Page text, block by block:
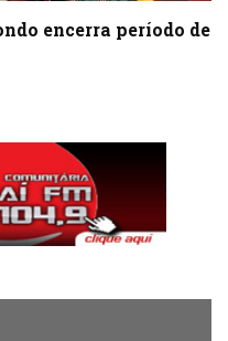
encerra período de